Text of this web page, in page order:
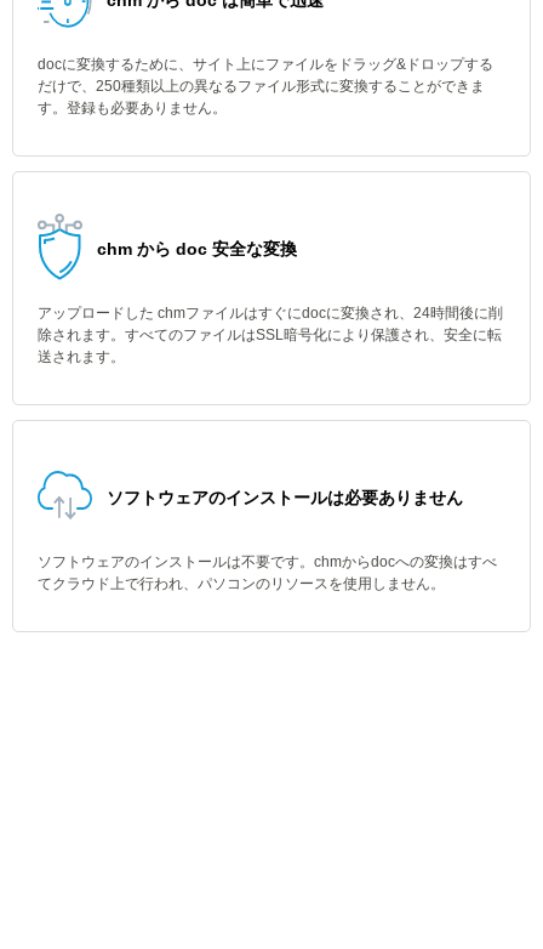
docに変換するために、サイト上にファイルをドラッグ&ドロップする
だけで、250種類以上の異なるファイル形式に変換することができま
す。登録も必要ありません。
chm から doc 安全な変換
アップロードした chmファイルはすぐにdocに変換され、24時間後に削
除されます。すべてのファイルはSSL暗号化により保護され、安全に転
送されます。
ソフトウェアのインストールは必要ありません
ソフトウェアのインストールは不要です。chmからdocへの変換はすべ
てクラウド上で行われ、パソコンのリソースを使用しません。